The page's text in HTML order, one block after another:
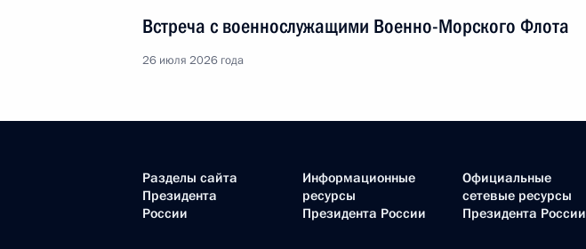
Встреча с военнослужащими Военно-Морского Флота
26 июля 2026 года
Разделы сайта
Президента
России
Информационные
ресурсы
Президента России
Официальные
сетевые ресурсы
Президента России